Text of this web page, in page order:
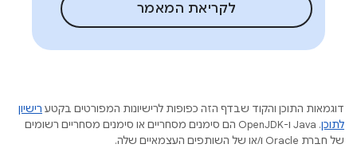
לקריאת המאמר
דוגמאות התוכן והקוד שבדף הזה כפופות לרישיונות המפורטים בקטע רישיון
לתוכן
.‏ Java ו-OpenJDK הם סימנים מסחריים או סימנים מסחריים רשומים
של חברת Oracle ו/או של השותפים העצמאיים שלה.